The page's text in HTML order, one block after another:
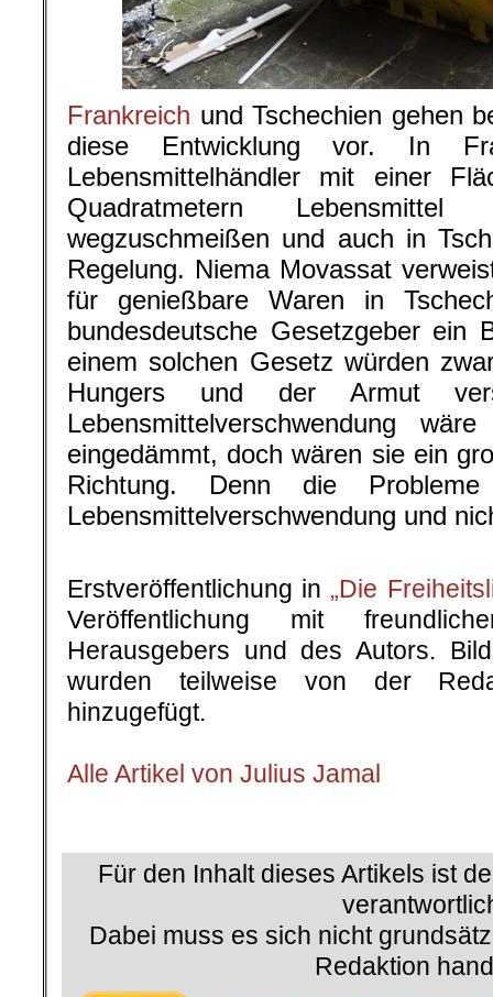
Frankreich und Tschechien gehen
diese Entwicklung vor. In
Lebensmittelhändler mit einer
Quadratmetern
wegzuschmeißen und auch in
Regelung. Niema Movassat
für genießbare Waren in
bundesdeutsche Gesetzgeber ein
einem solchen Gesetz würden
Hungers und der Armut
Lebensmittelverschwendung
eingedämmt, doch wären sie ein
Richtung. Denn die
Lebensmittelverschwendung und
Erstveröffentlichung in „Die
Veröffentlichung mit
Herausgebers und des Autors.
wurden teilweise von der
hinzugefügt.
Alle Artikel von Julius Jamal
Für den Inhalt dieses Artikels ist
Dabei muss es sich nicht
Redaktion